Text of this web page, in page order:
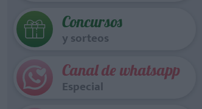
Concursos
y sorteos
Canal de whatsapp
Especial